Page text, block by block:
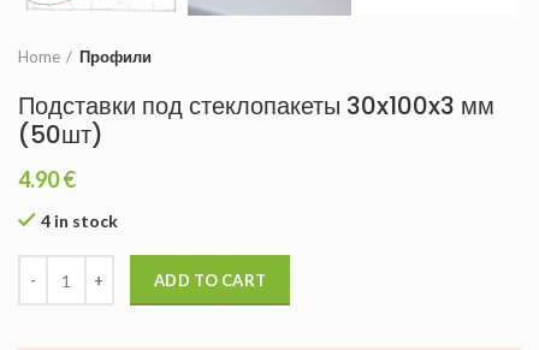
Home Профили
Подставки под стеклопакеты 30x100x3 мм
(50шт)
4.90€
4 in stock
ADD TO CART